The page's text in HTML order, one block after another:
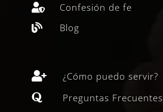
 Confesión de fe
 Blog
 ¿Cómo puedo servir?
 Preguntas Frecuentes